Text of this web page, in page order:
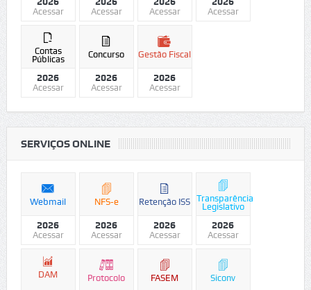
Acessar Acessar Acessar Acessar
Contas
Públicas
2026
Acessar
Concurso
2026
Acessar
Gestão Fiscal
2026
Acessar
SERVIÇOS ONLINE
Webmail
2026
Acessar
NFS-e
2026
Acessar
Retenção ISS
2026
Acessar
Transparência
Legislativo
2026
Acessar
DAM Protocolo FASEM Siconv